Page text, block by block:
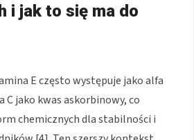
i jak to się ma do
E często występuje jako alfa
jako kwas askorbinowy, co
chemicznych dla stabilności i